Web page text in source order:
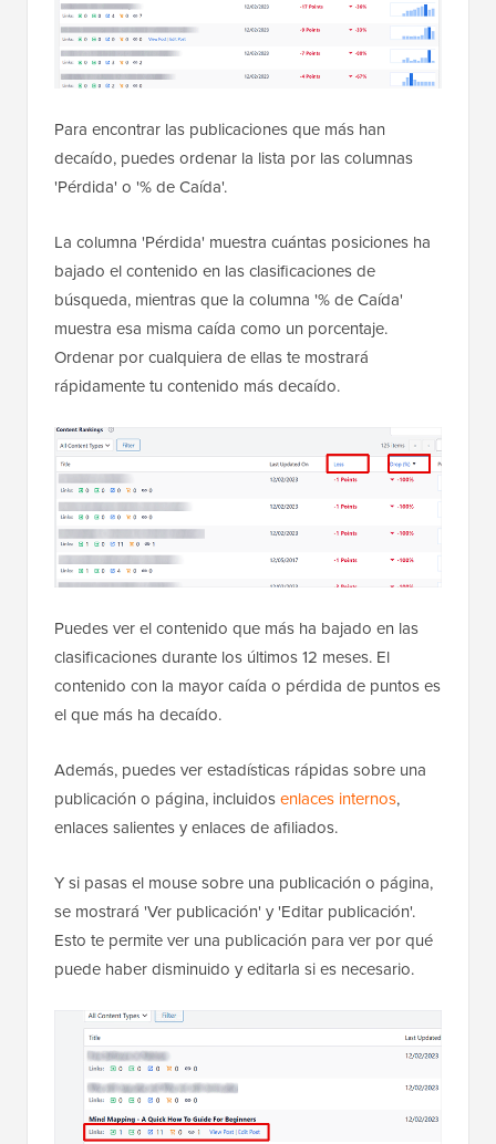
Para encontrar las publicaciones que más han
decaído, puedes ordenar la lista por las columnas
'Pérdida' o '% de Caída'.
La columna 'Pérdida' muestra cuántas posiciones ha
bajado el contenido en las clasificaciones de
búsqueda, mientras que la columna '% de Caída'
muestra esa misma caída como un porcentaje.
Ordenar por cualquiera de ellas te mostrará
rápidamente tu contenido más decaído.
Puedes ver el contenido que más ha bajado en las
clasificaciones durante los últimos 12 meses. El
contenido con la mayor caída o pérdida de puntos es
el que más ha decaído.
Además, puedes ver estadísticas rápidas sobre una
publicación o página, incluidosenlaces internos,
enlaces salientes y enlaces de afiliados.
Y si pasas el mouse sobre una publicación o página,
se mostrará 'Ver publicación' y 'Editar publicación'.
Esto te permite ver una publicación para ver por qué
puede haber disminuido y editarla si es necesario.